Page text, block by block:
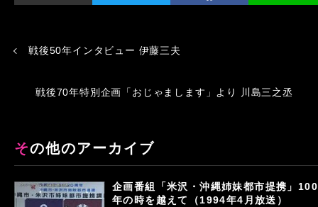
戦後50年インタビュー 伊藤三夫
戦後70年特別企画「おじゃまします」より 川島三之丞
その他のアーカイブ
企画番組「米沢・沖縄姉妹都市提携」100
年の時を越えて（1994年4月放送）